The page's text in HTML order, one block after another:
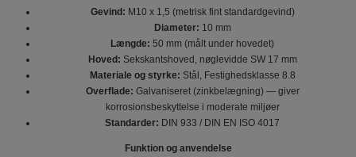
Gevind: M10 x 1,5 (metrisk fint standardgevind)
Diameter: 10 mm
Længde: 50 mm (målt under hovedet)
Hoved: Seks­kantshoved, nøglevidde SW 17 mm
Materiale og styrke: Stål, Festighedsklasse 8.8
Overflade: Galvaniseret (zinkbelægning) — giver
korrosionsbeskyttelse i moderate miljøer
Standarder: DIN 933 / DIN EN ISO 4017
Funktion og anvendelse